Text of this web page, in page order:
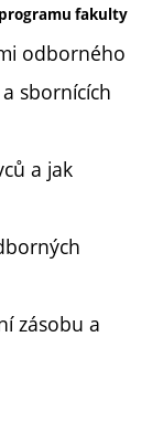
fakulty
odborného
sbornících
a jak
zásobu a